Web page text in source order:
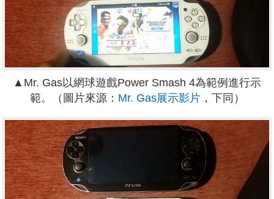
▲Mr. Gas以網球遊戲Power Smash 4為範例進行示
範。（圖片來源： Mr. Gas展示影片，下同）